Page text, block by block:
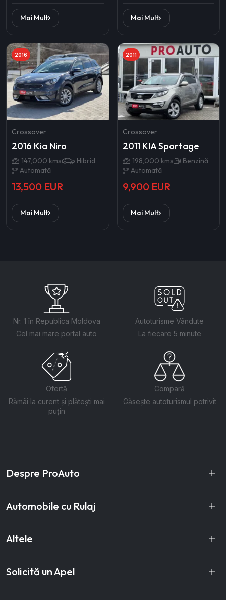
Mai Mult Mai Mult
2016
Crossover
2016 Kia Niro
147,000 kms
Hibrid
Automată
13,500 EUR
Mai Mult
2011
Crossover
2011 KIA Sportage
198,000 kms
Benzină
Automată
9,900 EUR
Mai Mult
Nr. 1 în Republica Moldova
Cel mai mare portal auto
Autoturisme Vândute
La fiecare 5 minute
Ofertă
Rămâi la curent și plătești mai
puțin
Compară
Găsește autoturismul potrivit
Despre ProAuto
Automobile cu Rulaj
Altele
Solicită un Apel